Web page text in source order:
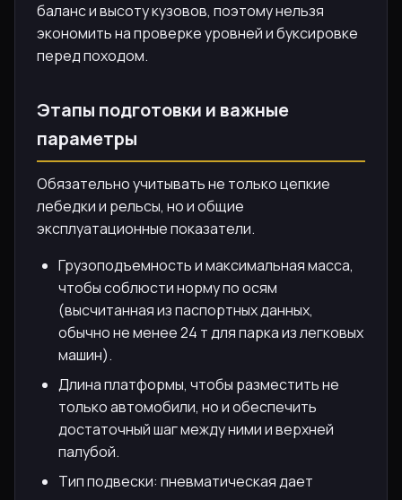
баланс и высоту кузовов, поэтому нельзя
экономить на проверке уровней и буксировке
перед походом.
Этапы подготовки и важные
параметры
Обязательно учитывать не только цепкие
лебедки и рельсы, но и общие
эксплуатационные показатели.
Грузоподъемность и максимальная масса,
чтобы соблюсти норму по осям
(высчитанная из паспортных данных,
обычно не менее 24 т для парка из легковых
машин).
Длина платформы, чтобы разместить не
только автомобили, но и обеспечить
достаточный шаг между ними и верхней
палубой.
Тип подвески: пневматическая дает